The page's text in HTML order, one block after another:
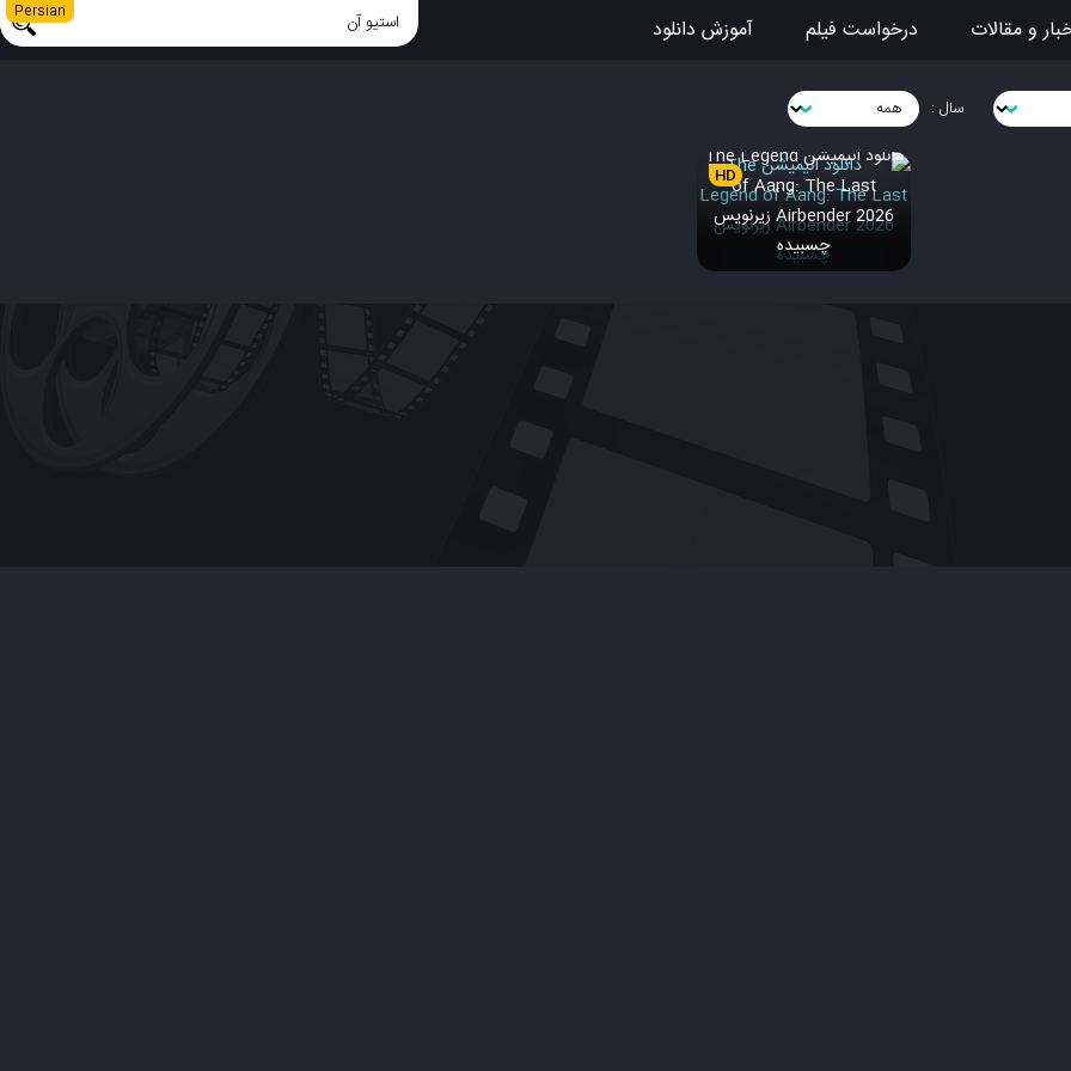
Persian
و مقالات درخواست فیلم آموزش دانلود
سال :
دانلود انیمیشن The Legend
of Aang: The Last
Airbender 2026 زیرنویس
چسبیده
HD